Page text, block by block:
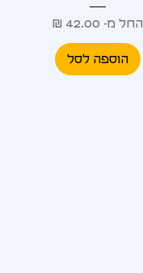
החל מ-
מחיר מבצע
הוספה לסל